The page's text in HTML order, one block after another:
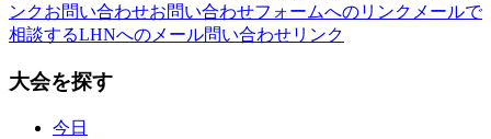
ンクお問い合わせお問い合わせフォームへのリンク メールで
相談するLHNへのメール問い合わせリンク
大会を探す
今日